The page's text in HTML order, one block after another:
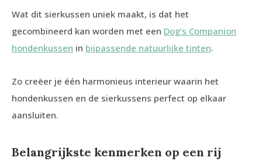
Wat dit sierkussen uniek maakt, is dat het
gecombineerd kan worden met een Dog’s Companion
hondenkussen in bijpassende natuurlijke tinten.
Zo creëer je één harmonieus interieur waarin het
hondenkussen en de sierkussens perfect op elkaar
aansluiten.
Belangrijkste kenmerken op een rij